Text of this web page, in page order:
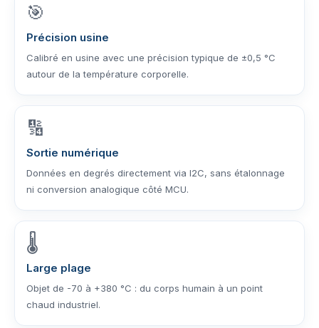
🎯
Précision usine
Calibré en usine avec une précision typique de ±0,5 °C
autour de la température corporelle.
🔢
Sortie numérique
Données en degrés directement via I2C, sans étalonnage
ni conversion analogique côté MCU.
🌡️
Large plage
Objet de -70 à +380 °C : du corps humain à un point
chaud industriel.